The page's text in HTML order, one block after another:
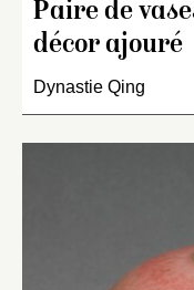
Paire de
décor ajouré
Dynastie Qing